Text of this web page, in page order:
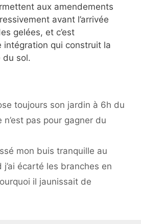
aux amendements
avant l’arrivée
gelées, et c’est
intégration qui construit la
du sol.
toujours son jardin à 6h du
pas pour gagner du
mon buis tranquille au
écarté les branches en
il jaunissait de